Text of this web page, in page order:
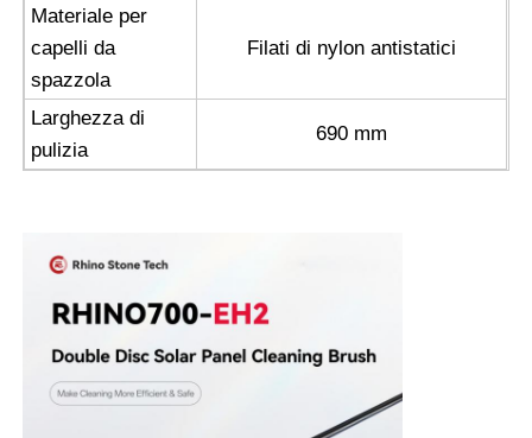
Materiale per
capelli da
spazzola
Filati di nylon antistatici
Larghezza di
pulizia
690 mm